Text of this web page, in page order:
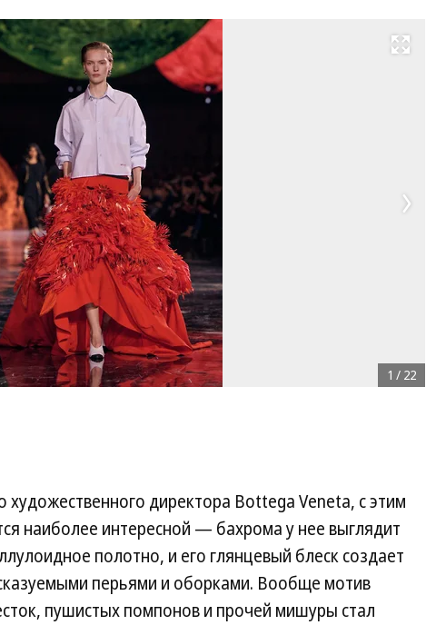
Развернуть на весь экран
1 / 22
художественного директора Bottega Veneta, с этим
наиболее интересной — бахрома у нее выглядит
полотно, и его глянцевый блеск создает
перьями и оборками. Вообще мотив
пушистых помпонов и прочей мишуры стал